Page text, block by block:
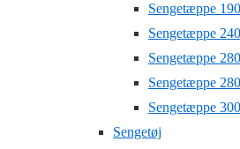
Sengetæppe
Sengetæppe
Sengetæppe
Sengetæppe
Sengetæppe
Sengetøj